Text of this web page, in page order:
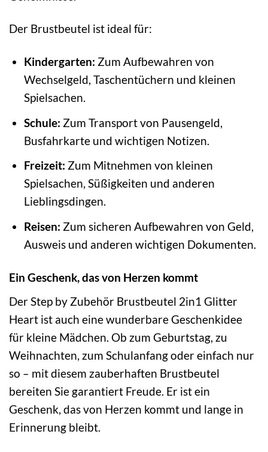
Der Brustbeutel ist ideal für:
Kindergarten: Zum Aufbewahren von
Wechselgeld, Taschentüchern und kleinen
Spielsachen.
Schule: Zum Transport von Pausengeld,
Busfahrkarte und wichtigen Notizen.
Freizeit: Zum Mitnehmen von kleinen
Spielsachen, Süßigkeiten und anderen
Lieblingsdingen.
Reisen: Zum sicheren Aufbewahren von Geld,
Ausweis und anderen wichtigen Dokumenten.
Ein Geschenk, das von Herzen kommt
Der Step by Zubehör Brustbeutel 2in1 Glitter
Heart ist auch eine wunderbare Geschenkidee
für kleine Mädchen. Ob zum Geburtstag, zu
Weihnachten, zum Schulanfang oder einfach nur
so – mit diesem zauberhaften Brustbeutel
bereiten Sie garantiert Freude. Er ist ein
Geschenk, das von Herzen kommt und lange in
Erinnerung bleibt.